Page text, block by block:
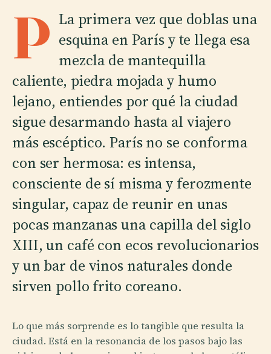
P La primera vez que doblas una
esquina en París y te llega esa
mezcla de mantequilla
caliente, piedra mojada y humo
lejano, entiendes por qué la ciudad
sigue desarmando hasta al viajero
más escéptico. París no se conforma
con ser hermosa: es intensa,
consciente de sí misma y ferozmente
singular, capaz de reunir en unas
pocas manzanas una capilla del siglo
XIII, un café con ecos revolucionarios
y un bar de vinos naturales donde
sirven pollo frito coreano.
Lo que más sorprende es lo tangible que resulta la
ciudad. Está en la resonancia de los pasos bajo las